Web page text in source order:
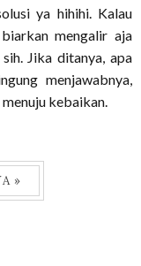
ya hihihi. Kalau
mengalir aja
Jika ditanya, apa
menjawabnya,
kebaikan.
»